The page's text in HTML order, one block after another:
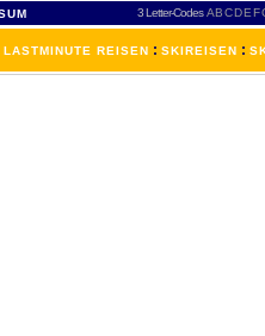
3 Letter-Codes ABCDEF
LASTMINUTE REISEN : SKIREISEN :